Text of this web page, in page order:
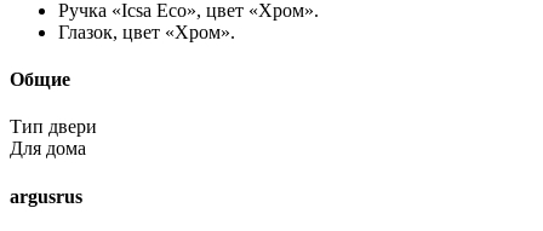
Ручка «Icsa Eco», цвет «Хром».
Глазок, цвет «Хром».
Общие
Тип двери
Для дома
argusrus